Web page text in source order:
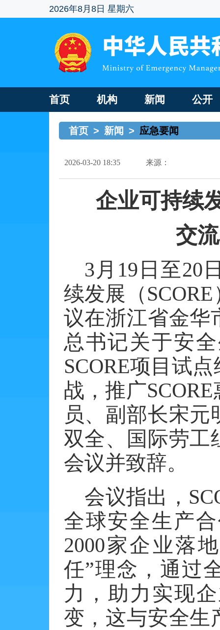
2026年8月8日 星期六
首页 机构 新闻 公开
首页 > 新闻 > 应急要闻
2026-03-20 18:35 来源：
企业可持续
交
3月19日至20
续发展（
议在浙江省金华
总书记关于安
SCORE项目试
战，推广
员、副部长宋
双全、国际劳工
会议并致辞。
会议指出，
全球安全生产
2000家企业落
任”理念，通过
力，助力实现
变，这与安全生